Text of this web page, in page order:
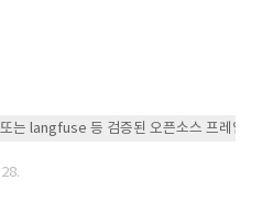
는 langfuse 등 검증된 오픈소스 프레임워